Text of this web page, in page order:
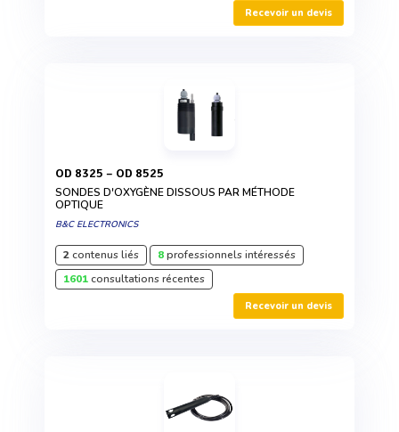
Recevoir un devis
OD 8325 – OD 8525
SONDES D'OXYGÈNE DISSOUS PAR MÉTHODE
OPTIQUE
B&C ELECTRONICS
2contenus liés 8professionnels intéressés
1601consultations récentes
Recevoir un devis